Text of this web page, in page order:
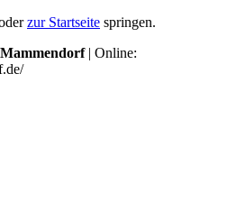
zur Startseite springen.
| Online: